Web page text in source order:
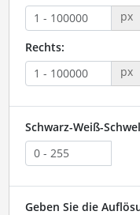
px
Rechts:
px
Schwarz-Weiß-
Geben Sie die